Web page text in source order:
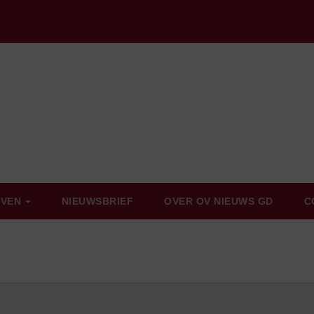
NIEUWSBRIEF OVER OV NIEUWS GD